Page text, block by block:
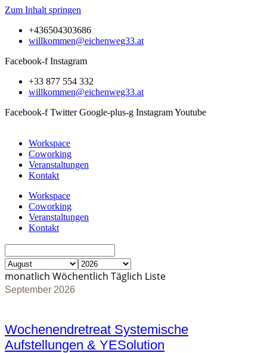
Zum Inhalt springen
+436504303686
willkommen@eichenweg33.at
Facebook-f Instagram
+33 877 554 332
willkommen@eichenweg33.at
Facebook-f Twitter Google-plus-g InstagramYoutube
Workspace
Coworking
Veranstaltungen
Kontakt
Workspace
Coworking
Veranstaltungen
Kontakt
monatlich Wöchentlich Täglich Liste
September 2026
Wochenendretreat Systemische
Aufstellungen & YESolution